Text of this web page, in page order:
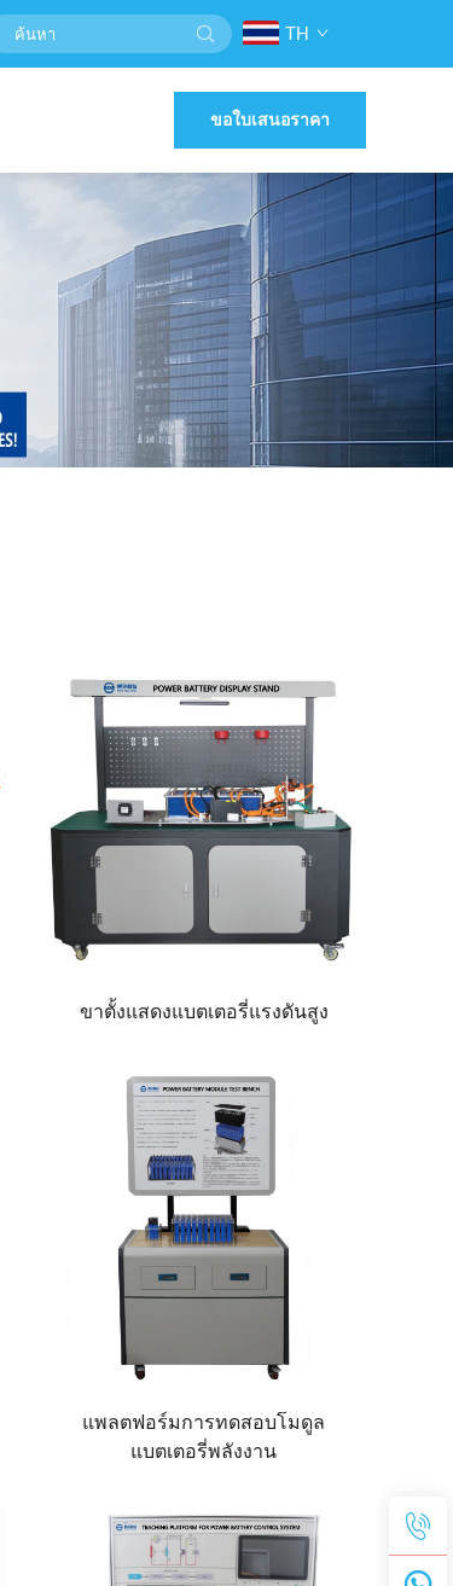
TH
ขอใบเสนอราคา
ขาตั้งแสดงแบตเตอรี่แรงดันสูง
แพลตฟอร์มการทดสอบโมดูล
แบตเตอรี่พลังงาน